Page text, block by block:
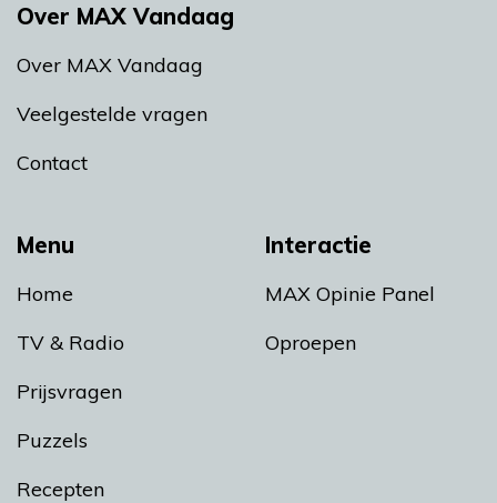
Menu
Home
TV & Radio
Prijsvragen
Puzzels
Recepten
Interactie
MAX Opinie Panel
Oproepen
Over MAX Vandaag
Over MAX Vandaag
Veelgestelde vragen
Contact